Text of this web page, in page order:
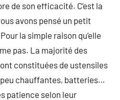
de son efficacité. C’est la
avons pensé un petit
la simple raison qu’elle
pas. La majorité des
constituées de ustensiles
chauffantes, batteries…
patience selon leur